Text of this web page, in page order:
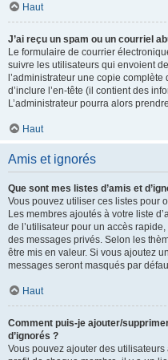
Haut
J’ai reçu un spam ou un courriel
Le formulaire de courrier
suivre les utilisateurs qui envoient
l’administrateur une copie
d’inclure l’en-tête (il contient des
L’administrateur pourra alors
Haut
Amis et ignorés
Que sont mes listes d’amis et
Vous pouvez utiliser ces listes pour
Les membres ajoutés à votre liste
de l’utilisateur pour un accès
des messages privés. Selon les
être mis en valeur. Si vous ajoutez
messages seront masqués par
Haut
Comment puis-je ajouter/
d’ignorés ?
Vous pouvez ajouter des